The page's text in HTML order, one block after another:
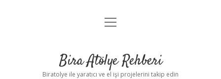
Anasayfa
Yasal Uyarı
menüyü
Bira Atölye Rehberi
Biratolye ile yaratıcı ve el işi projelerini takip edin